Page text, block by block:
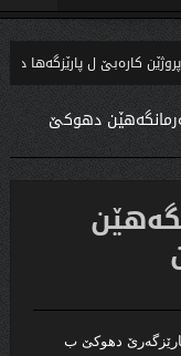
دهوكێ
دهوکێ ب